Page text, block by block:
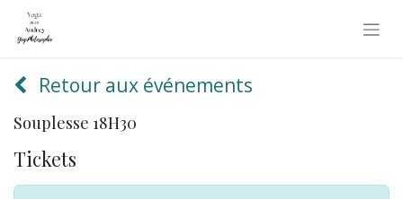
Retour aux événements
Souplesse 18H30
Tickets